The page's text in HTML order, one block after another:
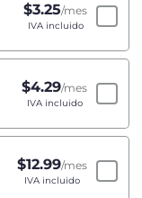
$3.25/mes
IVA incluido
$4.29/mes
IVA incluido
$12.99/mes
IVA incluido